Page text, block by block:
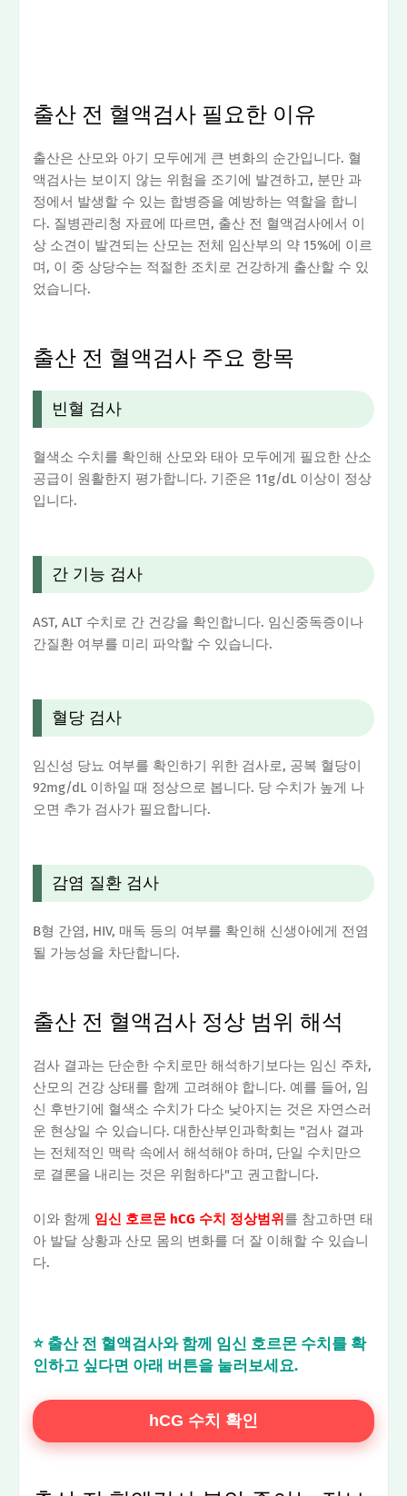
출산 전 혈액검사 필요한 이유
출산은 산모와 아기 모두에게 큰 변화의 순간입니다. 혈
액검사는 보이지 않는 위험을 조기에 발견하고, 분만 과
정에서 발생할 수 있는 합병증을 예방하는 역할을 합니
다. 질병관리청 자료에 따르면, 출산 전 혈액검사에서 이
상 소견이 발견되는 산모는 전체 임산부의 약 15%에 이르
며, 이 중 상당수는 적절한 조치로 건강하게 출산할 수 있
었습니다.
출산 전 혈액검사 주요 항목
빈혈 검사
혈색소 수치를 확인해 산모와 태아 모두에게 필요한 산소
공급이 원활한지 평가합니다. 기준은 11g/dL 이상이 정상
입니다.
간 기능 검사
AST, ALT 수치로 간 건강을 확인합니다. 임신중독증이나
간질환 여부를 미리 파악할 수 있습니다.
혈당 검사
임신성 당뇨 여부를 확인하기 위한 검사로, 공복 혈당이
92mg/dL 이하일 때 정상으로 봅니다. 당 수치가 높게 나
오면 추가 검사가 필요합니다.
감염 질환 검사
B형 간염, HIV, 매독 등의 여부를 확인해 신생아에게 전염
될 가능성을 차단합니다.
출산 전 혈액검사 정상 범위 해석
검사 결과는 단순한 수치로만 해석하기보다는 임신 주차,
산모의 건강 상태를 함께 고려해야 합니다. 예를 들어, 임
신 후반기에 혈색소 수치가 다소 낮아지는 것은 자연스러
운 현상일 수 있습니다. 대한산부인과학회는 "검사 결과
는 전체적인 맥락 속에서 해석해야 하며, 단일 수치만으
로 결론을 내리는 것은 위험하다"고 권고합니다.
이와 함께 임신 호르몬 hCG 수치 정상범위를 참고하면 태
아 발달 상황과 산모 몸의 변화를 더 잘 이해할 수 있습니
다.
⭐ 출산 전 혈액검사와 함께 임신 호르몬 수치를 확
인하고 싶다면 아래 버튼을 눌러보세요.
hCG 수치 확인